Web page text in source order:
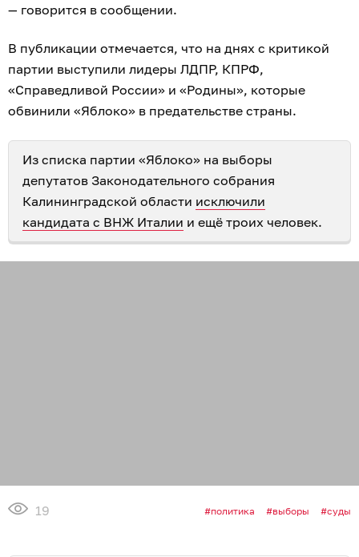
— говорится в сообщении.
В публикации отмечается, что на днях с критикой
партии выступили лидеры ЛДПР, КПРФ,
«Справедливой России» и «Родины», которые
обвинили «Яблоко» в предательстве страны.
Из списка партии «Яблоко» на выборы
депутатов Законодательного собрания
Калининградской области исключили
кандидата с ВНЖ Италии и ещё троих человек.
19 политика выборы суды